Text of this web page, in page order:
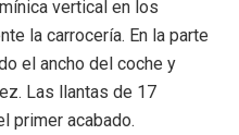
vertical en los
la carrocería. En la parte
el ancho del coche y
Las llantas de 17
primer acabado.